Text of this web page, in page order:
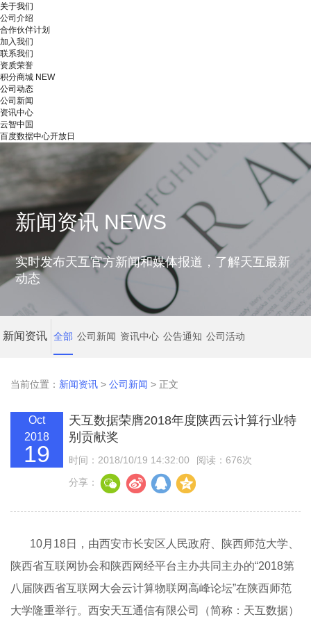
关于我们
公司介绍
合作伙伴计划
加入我们
联系我们
资质荣誉
积分商城 NEW
公司动态
公司新闻
资讯中心
云智中国
百度数据中心开放日
新闻资讯 NEWS
实时发布天互官方新闻和媒体报道，了解天互最新
动态
新闻资讯 全部 公司新闻 资讯中心 公告通知 公司活动
当前位置： 新闻资讯 >公司新闻 > 正文
Oct
2018
19
天互数据荣膺2018年度陕西云计算行业特
别贡献奖
时间：2018/10/19 14:32:00
阅读：676次
分享：
10月18日，由西安市长安区人民政府、陕西师范大学、
陕西省互联网协会和陕西网经平台主办共同主办的“2018第
八届陕西省互联网大会云计算物联网高峰论坛”在陕西师范
大学隆重举行。西安天互通信有限公司（简称：天互数据）